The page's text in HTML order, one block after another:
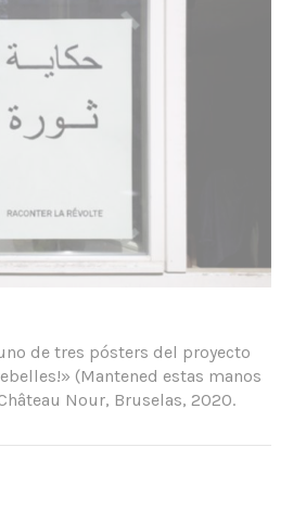
de tres pósters del proyecto
(Mantened estas manos
Nour, Bruselas, 2020.